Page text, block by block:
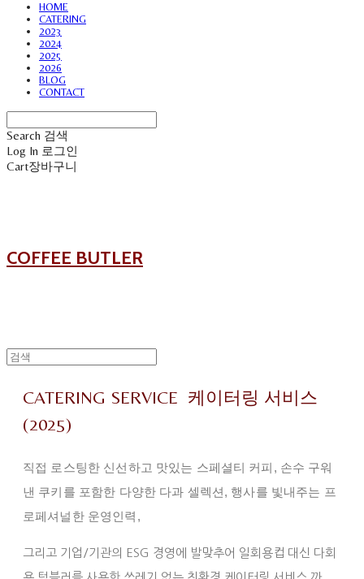
HOME
CATERING
2023
2024
2025
2026
BLOG
CONTACT
Search 검색
Log In 로그인
Cart장바구니
COFFEE BUTLER
CATERING SERVICE 케이터링 서비스
(2025)
직접 로스팅한 신선하고 맛있는 스페셜티 커피, 손수 구워
낸 쿠키를 포함한 다양한 다과 셀렉션, 행사를 빛내주는 프
로페셔널한 운영인력,
그리고 기업/기관의 ESG 경영에 발맞추어 일회용컵 대신 다회